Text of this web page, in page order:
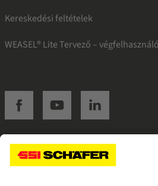
Kereskedési feltételek
WEASEL® Lite Tervező –
SSI facebookSSI youtubeSSI linkedin